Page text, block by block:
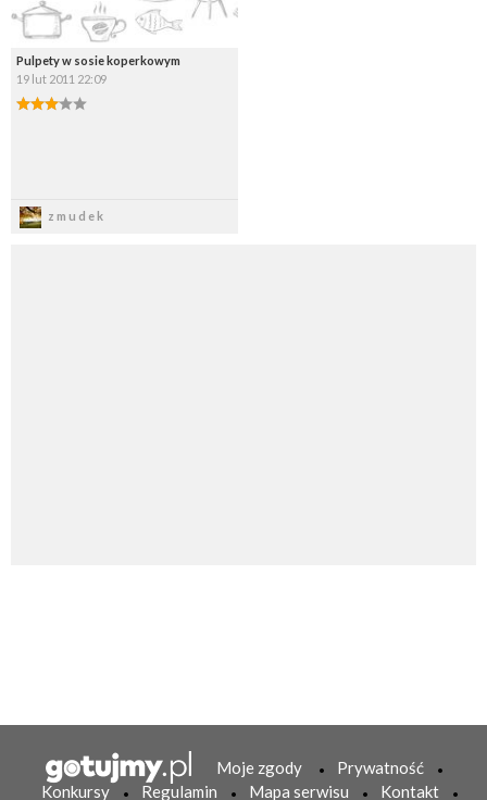
Pulpety w sosie koperkowym
19 lut 2011 22:09
zmudek
Moje zgody
Prywatność
Konkursy
Regulamin Mapa serwisu Kontakt